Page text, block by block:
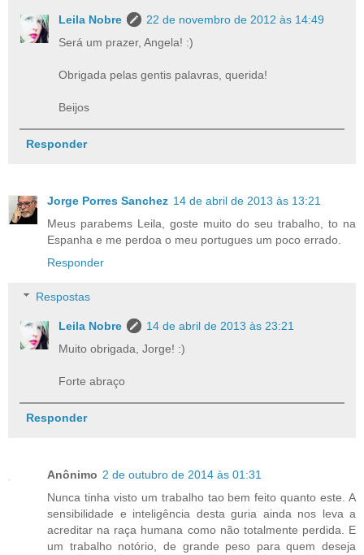
Leila Nobre
22 de novembro de 2012 às 14:49
Será um prazer, Angela! :)
Obrigada pelas gentis palavras, querida!
Beijos
Responder
Jorge Porres Sanchez 14 de abril de 2013 às 13:21
Meus parabems Leila, goste muito do seu trabalho, to na
Espanha e me perdoa o meu portugues um poco errado.
Responder
Respostas
Leila Nobre
14 de abril de 2013 às 23:21
Muito obrigada, Jorge! :)
Forte abraço
Responder
Anônimo 2 de outubro de 2014 às 01:31
Nunca tinha visto um trabalho tao bem feito quanto este. A
sensibilidade e inteligência desta guria ainda nos leva a
acreditar na raça humana como não totalmente perdida. E
um trabalho notório, de grande peso para quem deseja